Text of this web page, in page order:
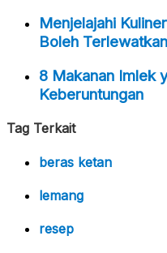
Menjelajahi
Boleh Terlewatkan
8 Makanan Imlek
Keberuntungan
Tag Terkait
beras ketan
lemang
resep